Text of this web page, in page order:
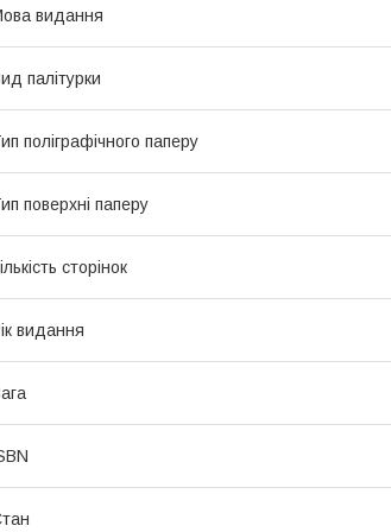
видання
палітурки
поліграфічного паперу
поверхні паперу
сторінок
видання